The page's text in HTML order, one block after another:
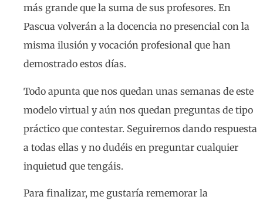
más grande que la suma de sus profesores. En
Pascua volverán a la docencia no presencial con la
misma ilusión y vocación profesional que han
demostrado estos días.
Todo apunta que nos quedan unas semanas de este
modelo virtual y aún nos quedan preguntas de tipo
práctico que contestar. Seguiremos dando respuesta
a todas ellas y no dudéis en preguntar cualquier
inquietud que tengáis.
Para finalizar, me gustaría rememorar la